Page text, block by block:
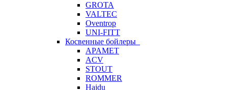
GROTA
VALTEC
Oventrop
UNI-FITT
Косвенные бойлеры
APAMET
ACV
STOUT
ROMMER
Hajdu